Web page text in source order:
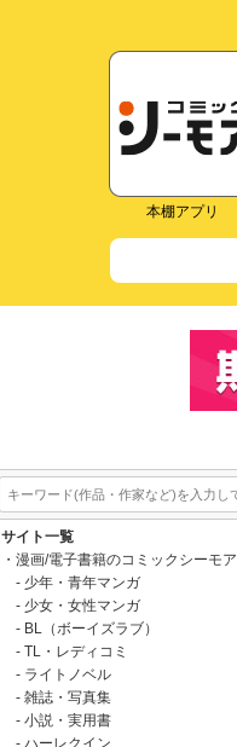
本棚アプリ
サイト一覧
漫画/電子書籍のコミックシーモア
少年・青年マンガ
少女・女性マンガ
BL（ボーイズラブ）
TL・レディコミ
ライトノベル
雑誌・写真集
小説・実用書
ハーレクイン